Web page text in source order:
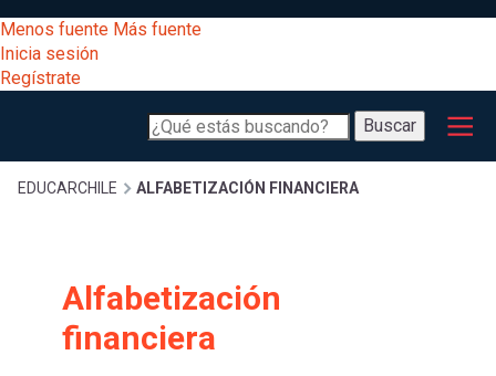
al
contenido
principal
[Educarchile
Escritorio]
entrar
Menos fuente Más fuente
Inicia sesión
Regístrate
Buscar
Buscar
Menú
principal
Desarrollo
Expand
Gestión
Comunidad
Exploración
Sobrescribir
enlaces
de
EDUCARCHILE ALFABETIZACIÓN FINANCIERA
Alfabetización
financiera